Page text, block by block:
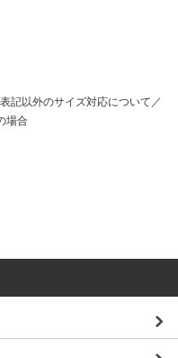
記以外のサイズ対応について／
場合